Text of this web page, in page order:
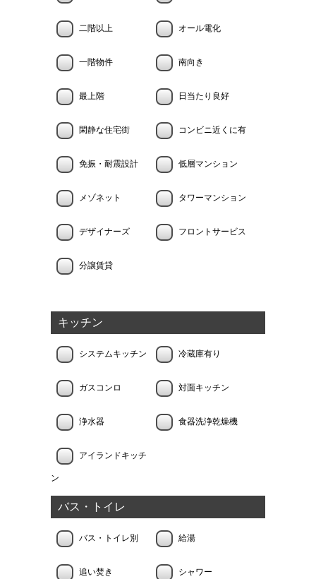
二階以上 オール電化
一階物件 南向き
最上階 日当たり良好
閑静な住宅街 コンビニ近くに有
免振・耐震設計 低層マンション
メゾネット タワーマンション
デザイナーズ フロントサービス
分譲賃貸
キッチン
システムキッチン 冷蔵庫有り
ガスコンロ 対面キッチン
浄水器 食器洗浄乾燥機
アイランドキッチ
ン
バス・トイレ
バス・トイレ別 給湯
追い焚き シャワー